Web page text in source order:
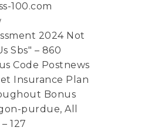
100.com
2024 Not
Sbs" – 860
Code Postnews
Insurance Plan
Bonus
purdue, All
127